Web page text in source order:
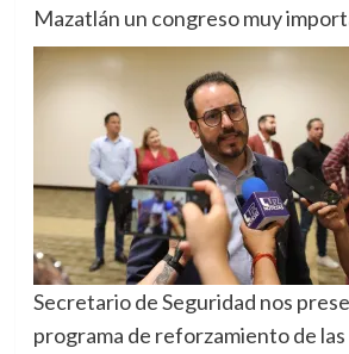
Mazatlán un congreso muy
Secretario de Seguridad nos
programa de reforzamiento de